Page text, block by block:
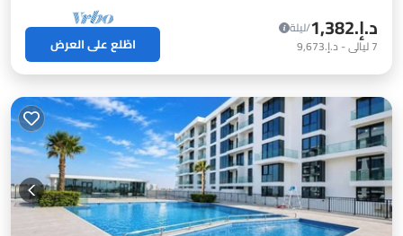
د.إ.‏1,382
/ليلة
7ليالي- د.إ.‏9,673 اطّلع على العرض